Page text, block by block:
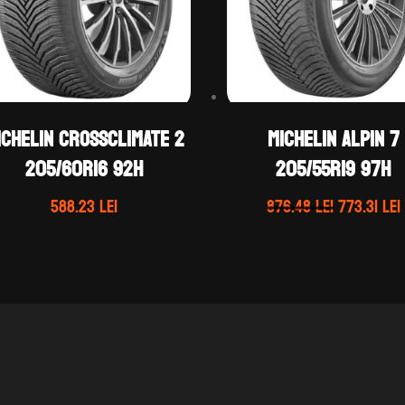
CROSSCLIMATE 2
205/60R16 92H
588.23lei
Michelin ALPIN 7
205/55R19 97H
876.48leiPrețul
773.31lei